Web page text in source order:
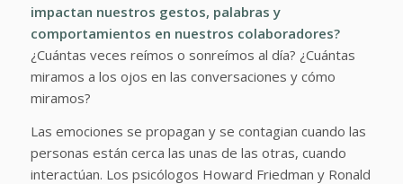
impactan nuestros gestos, palabras y
comportamientos en nuestros colaboradores?
¿Cuántas veces reímos o sonreímos al día? ¿Cuántas
miramos a los ojos en las conversaciones y cómo
miramos?
Las emociones se propagan y se contagian cuando las
personas están cerca las unas de las otras, cuando
interactúan. Los psicólogos Howard Friedman y Ronald